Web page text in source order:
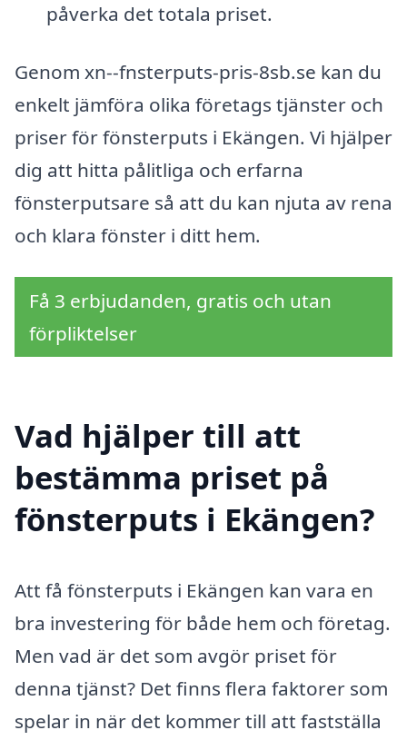
påverka det totala priset.
Genom xn--fnsterputs-pris-8sb.se kan du
enkelt jämföra olika företags tjänster och
priser för fönsterputs i Ekängen. Vi hjälper
dig att hitta pålitliga och erfarna
fönsterputsare så att du kan njuta av rena
och klara fönster i ditt hem.
Få 3 erbjudanden, gratis och utan
förpliktelser
Vad hjälper till att
bestämma priset på
fönsterputs i Ekängen?
Att få fönsterputs i Ekängen kan vara en
bra investering för både hem och företag.
Men vad är det som avgör priset för
denna tjänst? Det finns flera faktorer som
spelar in när det kommer till att fastställa